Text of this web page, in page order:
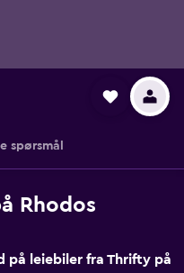
spørsmål
Rhodos
på leiebiler fra Thrifty på